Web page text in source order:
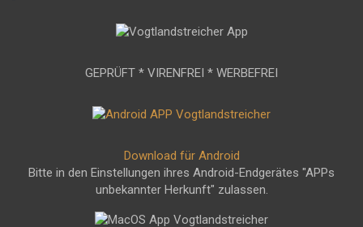
GEPRÜFT * VIRENFREI * WERBEFREI
Download für Android
Bitte in den Einstellungen ihres Android-Endgerätes "APPs
unbekannter Herkunft" zulassen.